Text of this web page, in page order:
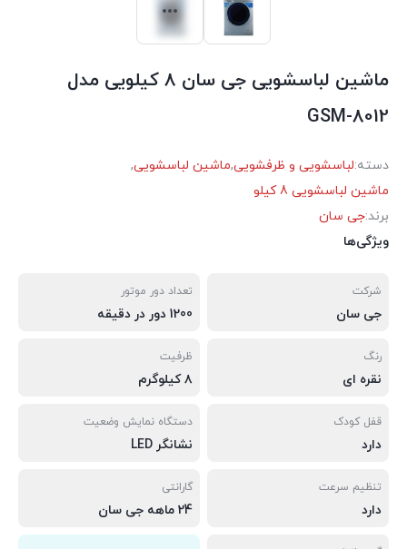
ماشین لباسشویی جی سان 8 کیلویی مدل
GSM-8012
دسته:لباسشویی و ظرفشویی,ماشین لباسشویی,
ماشین لباسشویی 8 کیلو
برند:جی سان
ویژگی‌ها
شرکت
جی سان
تعداد دور موتور
1200 دور در دقیقه
رنگ
نقره ای
ظرفیت
۸ کیلوگرم
قفل کودک
دارد
دستگاه نمایش وضعیت
نشانگر LED
تنظیم سرعت
دارد
گارانتی
24 ماهه جی سان